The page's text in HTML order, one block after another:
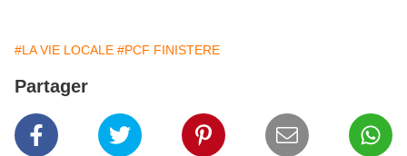
#LA VIE LOCALE #PCF FINISTERE
Partager